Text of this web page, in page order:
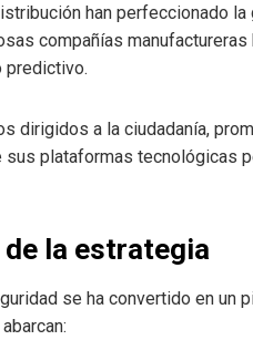
han perfeccionado la
compañías manufactureras
predictivo.
dirigidos a la ciudadanía,
plataformas tecnológicas
la estrategia
se ha convertido en un